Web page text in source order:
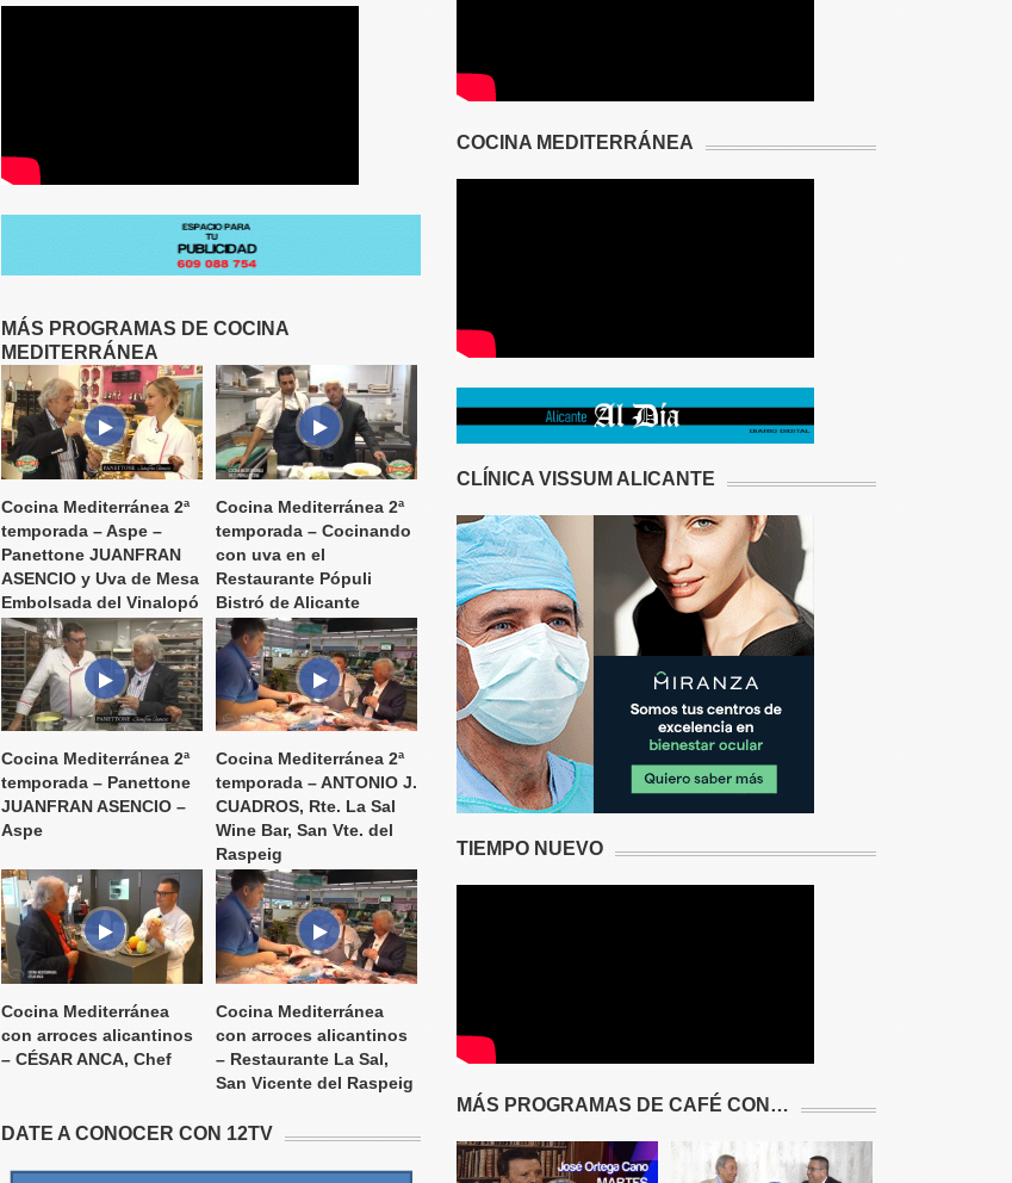
MÁS PROGRAMAS DE COCINA
MEDITERRÁNEA
Cocina Mediterránea 2ª
temporada – Aspe –
Panettone JUANFRAN
ASENCIO y Uva de Mesa
Embolsada del Vinalopó
Cocina Mediterránea 2ª
temporada – Cocinando
con uva en el
Restaurante Pópuli
Bistró de Alicante
Cocina Mediterránea 2ª
temporada – Panettone
JUANFRAN ASENCIO –
Aspe
Cocina Mediterránea 2ª
temporada – ANTONIO J.
CUADROS, Rte. La Sal
Wine Bar, San Vte. del
Raspeig
Cocina Mediterránea
con arroces alicantinos
– CÉSAR ANCA, Chef
Cocina Mediterránea
con arroces alicantinos
– Restaurante La Sal,
San Vicente del Raspeig
DATE A CONOCER CON 12TV
COCINA MEDITERRÁNEA
CLÍNICA VISSUM ALICANTE
TIEMPO NUEVO
MÁS PROGRAMAS DE CAFÉ CON…